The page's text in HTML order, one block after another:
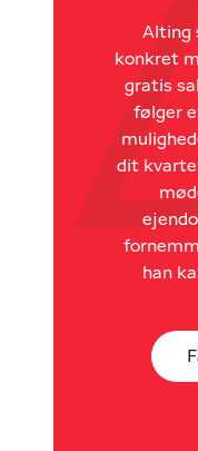
Alting
konkret
gratis
følger
dit
han